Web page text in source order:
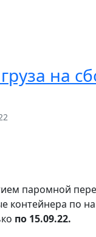
на
паромной
контейнера по
по 15.09.22.